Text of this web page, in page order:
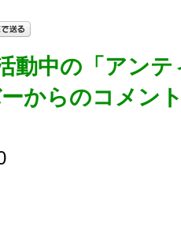
動中の「アンテ
からのコメン